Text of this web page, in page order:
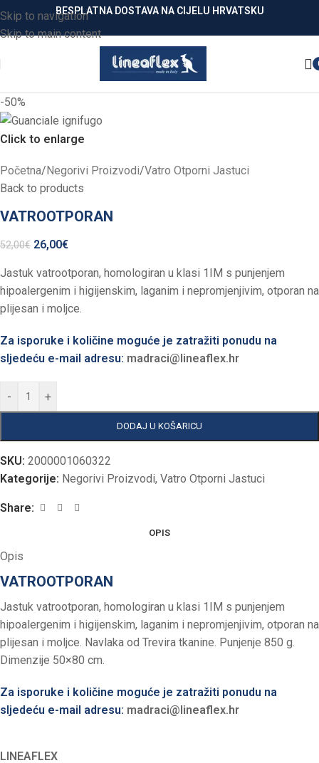
Skip to navigation
Skip to main content
BESPLATNA DOSTAVA NA CIJELU HRVATSKU
-50%
Click to enlarge
Početna/ Negorivi Proizvodi/Vatro Otporni Jastuci
Back to products
VATROOTPORAN
52,00€ 26,00€
Jastuk vatrootporan, homologiran u klasi 1IM s punjenjem
hipoalergenim i higijenskim, laganim i nepromjenjivim, otporan na
plijesan i moljce.
Za isporuke i količine moguće je zatražiti ponudu na
sljedeću e-mail adresu: madraci@lineaflex.hr
- +
DODAJ U KOŠARICU
SKU: 2000001060322
Kategorije: Negorivi Proizvodi, Vatro Otporni Jastuci
Share:
OPIS
Opis
VATROOTPORAN
Jastuk vatrootporan, homologiran u klasi 1IM s punjenjem
hipoalergenim i higijenskim, laganim i nepromjenjivim, otporan na
plijesan i moljce. Navlaka od Trevira tkanine. Punjenje 850 g.
Dimenzije 50×80 cm.
Za isporuke i količine moguće je zatražiti ponudu na
sljedeću e-mail adresu: madraci@lineaflex.hr
LINEAFLEX